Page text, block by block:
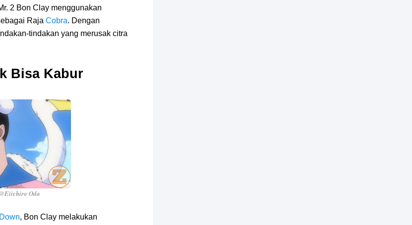
2 Bon Clay menggunakan
Raja Cobra. Dengan
tindakan yang merusak citra
Bisa Kabur
Oda
, Bon Clay melakukan